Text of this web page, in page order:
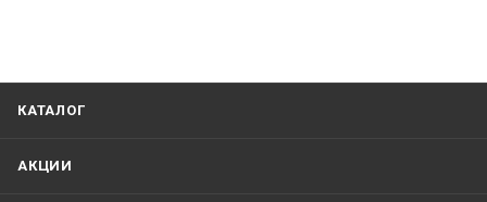
КАТАЛОГ
АКЦИИ